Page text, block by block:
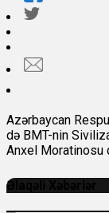
Azərbaycan
də BMT-nin
Anxel Moratinosu
Əlaqəli Xəbərlər